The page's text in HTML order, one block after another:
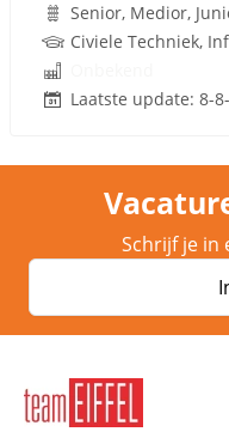
Senior, Medior,
Civiele Techniek,
Laatste update: 8-
Schrijf je in